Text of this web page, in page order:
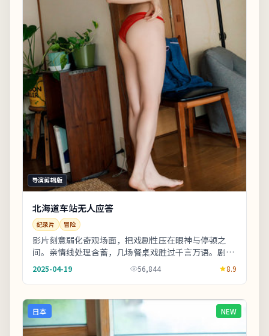
导演剪辑版
北海道车站无人应答
纪录片 冒险
影片刻意弱化奇观场面，把戏剧性压在眼神与停顿之
间。亲情线处理含蓄，几场餐桌戏胜过千言万语。剧情
信息与人物关系可在二刷时解锁更多前后呼应。《北海
2025-04-19 56,844 8.9
日本 NEW